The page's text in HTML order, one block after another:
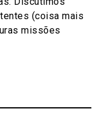
(coisa mais
missões